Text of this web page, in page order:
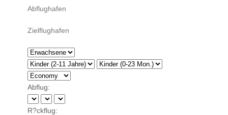
Abflug:
R?ckflug: